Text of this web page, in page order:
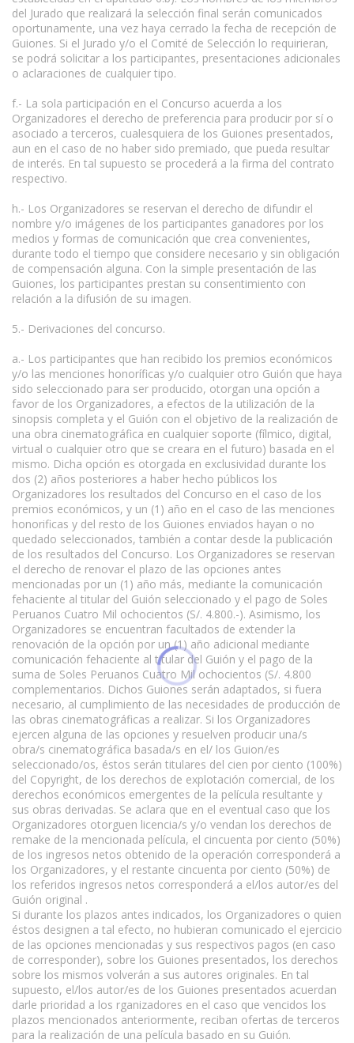
del Jurado que realizará la selección final serán comunicados
oportunamente, una vez haya cerrado la fecha de recepción de
Guiones. Si el Jurado y/o el Comité de Selección lo requirieran,
se podrá solicitar a los participantes, presentaciones adicionales
o aclaraciones de cualquier tipo.
f.- La sola participación en el Concurso acuerda a los
Organizadores el derecho de preferencia para producir por sí o
asociado a terceros, cualesquiera de los Guiones presentados,
aun en el caso de no haber sido premiado, que pueda resultar
de interés. En tal supuesto se procederá a la firma del contrato
respectivo.
h.- Los Organizadores se reservan el derecho de difundir el
nombre y/o imágenes de los participantes ganadores por los
medios y formas de comunicación que crea convenientes,
durante todo el tiempo que considere necesario y sin obligación
de compensación alguna. Con la simple presentación de las
Guiones, los participantes prestan su consentimiento con
relación a la difusión de su imagen.
5.- Derivaciones del concurso.
a.- Los participantes que han recibido los premios económicos
y/o las menciones honoríficas y/o cualquier otro Guión que haya
sido seleccionado para ser producido, otorgan una opción a
favor de los Organizadores, a efectos de la utilización de la
sinopsis completa y el Guión con el objetivo de la realización de
una obra cinematográfica en cualquier soporte (fílmico, digital,
virtual o cualquier otro que se creara en el futuro) basada en el
mismo. Dicha opción es otorgada en exclusividad durante los
dos (2) años posteriores a haber hecho públicos los
Organizadores los resultados del Concurso en el caso de los
premios económicos, y un (1) año en el caso de las menciones
honorificas y del resto de los Guiones enviados hayan o no
quedado seleccionados, también a contar desde la publicación
de los resultados del Concurso. Los Organizadores se reservan
el derecho de renovar el plazo de las opciones antes
mencionadas por un (1) año más, mediante la comunicación
fehaciente al titular del Guión seleccionado y el pago de Soles
Peruanos Cuatro Mil ochocientos (S/. 4.800.-). Asimismo, los
Organizadores se encuentran facultados de extender la
renovación de la opción por un (1) año adicional mediante
comunicación fehaciente al titular del Guión y el pago de la
suma de Soles Peruanos Cuatro Mil ochocientos (S/. 4.800
complementarios. Dichos Guiones serán adaptados, si fuera
necesario, al cumplimiento de las necesidades de producción de
las obras cinematográficas a realizar. Si los Organizadores
ejercen alguna de las opciones y resuelven producir una/s
obra/s cinematográfica basada/s en el/ los Guion/es
seleccionado/os, éstos serán titulares del cien por ciento (100%)
del Copyright, de los derechos de explotación comercial, de los
derechos económicos emergentes de la película resultante y
sus obras derivadas. Se aclara que en el eventual caso que los
Organizadores otorguen licencia/s y/o vendan los derechos de
remake de la mencionada película, el cincuenta por ciento (50%)
de los ingresos netos obtenido de la operación corresponderá a
los Organizadores, y el restante cincuenta por ciento (50%) de
los referidos ingresos netos corresponderá a el/los autor/es del
Guión original .
Si durante los plazos antes indicados, los Organizadores o quien
éstos designen a tal efecto, no hubieran comunicado el ejercicio
de las opciones mencionadas y sus respectivos pagos (en caso
de corresponder), sobre los Guiones presentados, los derechos
sobre los mismos volverán a sus autores originales. En tal
supuesto, el/los autor/es de los Guiones presentados acuerdan
darle prioridad a los rganizadores en el caso que vencidos los
plazos mencionados anteriormente, reciban ofertas de terceros
para la realización de una película basado en su Guión.